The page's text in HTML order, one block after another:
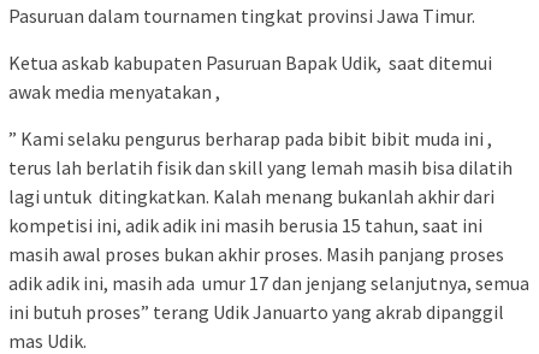
Pasuruan dalam tournamen tingkat provinsi Jawa Timur.
Ketua askab kabupaten Pasuruan Bapak Udik, saat ditemui
awak media menyatakan ,
” Kami selaku pengurus berharap pada bibit bibit muda ini ,
terus lah berlatih fisik dan skill yang lemah masih bisa dilatih
lagi untuk ditingkatkan. Kalah menang bukanlah akhir dari
kompetisi ini, adik adik ini masih berusia 15 tahun, saat ini
masih awal proses bukan akhir proses. Masih panjang proses
adik adik ini, masih ada umur 17 dan jenjang selanjutnya, semua
ini butuh proses” terang Udik Januarto yang akrab dipanggil
mas Udik.